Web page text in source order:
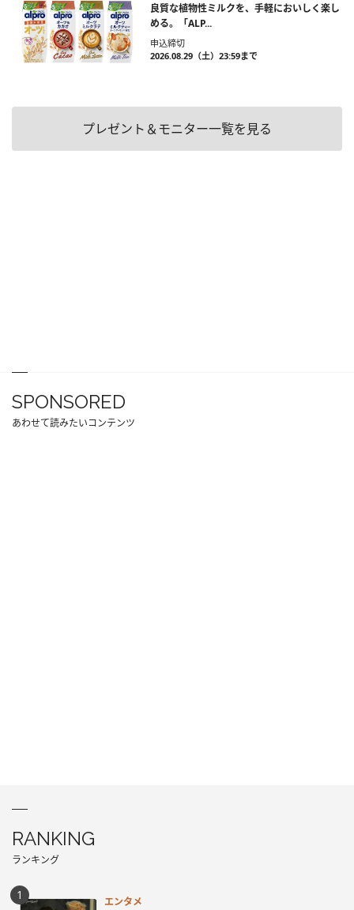
良質な植物性ミルクを、手軽においしく楽し
める。「ALP...
申込締切
2026.08.29（土）23:59まで
プレゼント＆モニター一覧を見る
SPONSORED
あわせて読みたいコンテンツ
RANKING
ランキング
エンタメ